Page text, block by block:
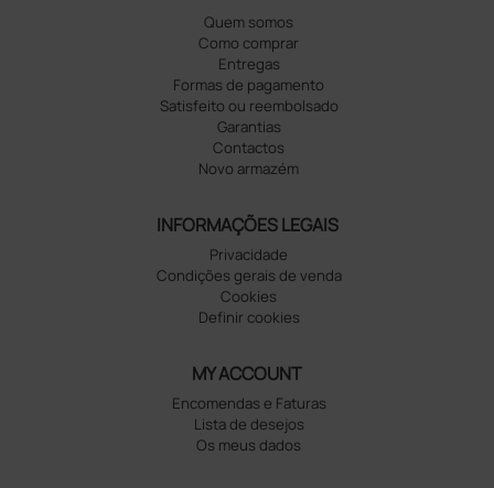
Quem somos
Como comprar
Entregas
Formas de pagamento
Satisfeito ou reembolsado
Garantias
Contactos
Novo armazém
INFORMAÇÕES LEGAIS
Privacidade
Condições gerais de venda
Cookies
Definir cookies
MY ACCOUNT
Encomendas e Faturas
Lista de desejos
Os meus dados